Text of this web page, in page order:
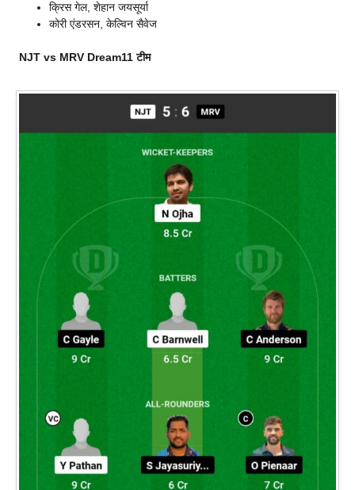
क्रिस गेल, शेहान जयसूर्या
कोरी एंडरसन, केल्विन सैवेज
NJT vs MRV Dream11 टीम